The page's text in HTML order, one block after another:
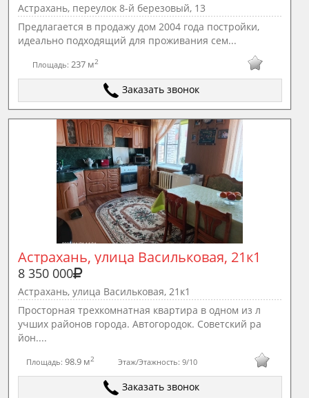
Астрахань, переулок 8-й березовый, 13
Предлагается в продажу дом 2004 года постройки,
идеально подходящий для проживания сем...
Площадь:237 м2
Заказать звонок
Астрахань, улица Васильковая, 21к1
8 350 000
Астрахань, улица Васильковая, 21к1
Просторная трехкомнатная квартира в одном из л
учших районов города. Автогородок. Советский ра
йон....
Площадь: 98.9 м2 Этаж/Этажность: 9/10
Заказать звонок